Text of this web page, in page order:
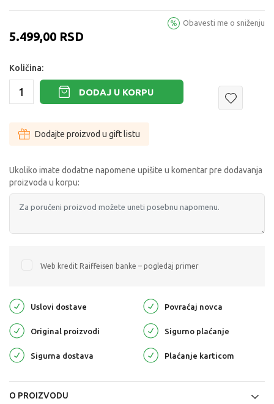
5.499,00 RSD
Obavesti me o sniženju
Količina:
DODAJ U KORPU
Dodajte proizvod u gift listu
Ukoliko imate dodatne napomene upišite u komentar pre dodavanja
proizvoda u korpu:
Web kredit Raiffeisen banke – pogledaj primer
Uslovi dostave Povraćaj novca
Original proizvodi Sigurno plaćanje
Sigurna dostava Plaćanje karticom
O PROIZVODU